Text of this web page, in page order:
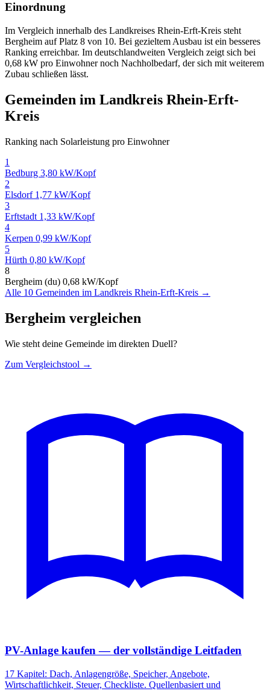
Einordnung
Im Vergleich innerhalb des Landkreises Rhein-Erft-Kreis steht
Bergheim auf Platz 8 von 10. Bei gezieltem Ausbau ist ein besseres
Ranking erreichbar. Im deutschlandweiten Vergleich zeigt sich bei
0,68 kW pro Einwohner noch Nachholbedarf, der sich mit weiterem
Zubau schließen lässt.
Gemeinden im Landkreis Rhein-Erft-
Kreis
Ranking nach Solarleistung pro Einwohner
1
Bedburg 3,80 kW/Kopf
2
Elsdorf 1,77 kW/Kopf
3
Erftstadt 1,33 kW/Kopf
4
Kerpen 0,99 kW/Kopf
5
Hürth 0,80 kW/Kopf
8
Bergheim (du) 0,68 kW/Kopf
Alle 10 Gemeinden im Landkreis Rhein-Erft-Kreis →
Bergheim vergleichen
Wie steht deine Gemeinde im direkten Duell?
Zum Vergleichstool →
PV-Anlage kaufen — der vollständige Leitfaden
17 Kapitel: Dach, Anlagengröße, Speicher, Angebote,
Wirtschaftlichkeit, Steuer, Checkliste. Quellenbasiert und